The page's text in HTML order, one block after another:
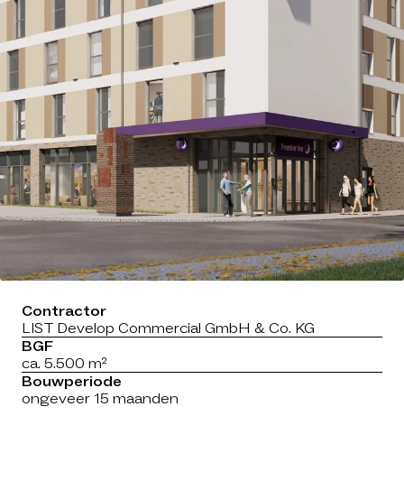
Contractor
LIST Develop Commercial GmbH & Co. KG
BGF
ca. 5.500 m²
Bouwperiode
ongeveer 15 maanden